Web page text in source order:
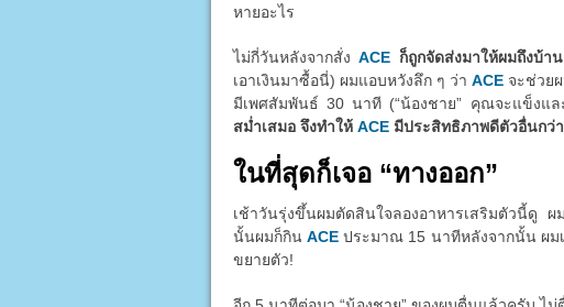
หายอะไร
ไม่กี่วันหลังจากสั่งACE ก็ถูกจัดส่งมาให้ผมถึงบ้าน
เอาเงินมาซื้อนี่) ผมแอบหวังลึก ๆ ว่า ACEจะช่วยผ
มีเพศสัมพันธ์ 30 นาที (“น้องชาย” คุณจะแข็งแล
สม่ำเสมอ จึงทำให้ ACEมีประสิทธิภาพดีตัวอื่นกว่า
ในที่สุดก็เจอ “ทางออก”
เช้าวันรุ่งขึ้นผมตัดสินใจลองอาหารเสริมตัวนี้ดู
นั้นผมก็กินACE ประมาณ 15 นาทีหลังจากนั้น ผม
ขยายตัว!